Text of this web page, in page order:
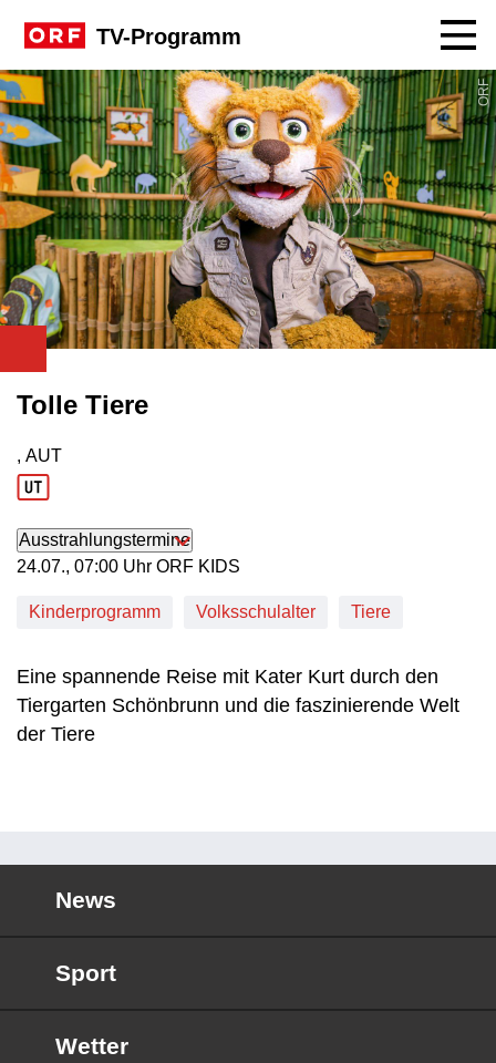
TV-Programm
ORF
Tolle Tiere
Produktionsland: AUT
, AUT
Ausstrahlungstermine
24. Juli, 07:00 Uhr in ORF KIDS
24.07., 07:00 Uhr ORF KIDS
Kinderprogramm Volksschulalter Tiere
Eine spannende Reise mit Kater Kurt durch den
Tiergarten Schönbrunn und die faszinierende Welt
der Tiere
News
Sport
Wetter